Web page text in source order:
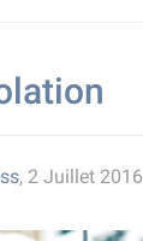
, 2 Juillet 2016